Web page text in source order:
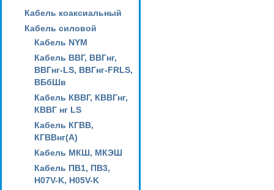
Кабель коаксиальный
Кабель силовой
Кабель NYM
Кабель ВВГ, ВВГнг,
ВВГнг-LS, ВВГнг-FRLS,
ВБбШв
Кабель КВВГ, КВВГнг,
КВВГ нг LS
Кабель КГВВ,
КГВВнг(А)
Кабель МКШ, МКЭШ
Кабель ПВ1, ПВ3,
H07V-K, H05V-K